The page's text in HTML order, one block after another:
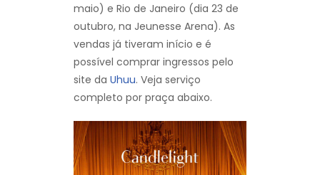
maio) e Rio de Janeiro (dia 23 de
outubro, na Jeunesse Arena). As
vendas já tiveram início e é
possível comprar ingressos pelo
site da Uhuu. Veja serviço
completo por praça abaixo.